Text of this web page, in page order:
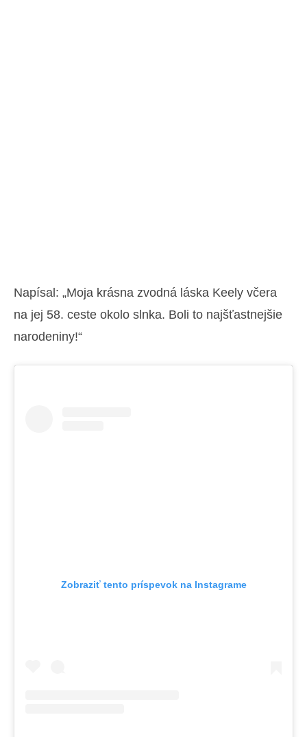
Napísal: „Moja krásna zvodná láska Keely včera
na jej 58. ceste okolo slnka. Boli to najšťastnejšie
narodeniny!“
Zobraziť tento príspevok na Instagrame